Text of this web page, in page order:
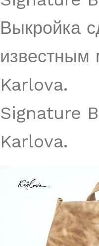
Выкройка
известным
Karlova.
Signature
Karlova.